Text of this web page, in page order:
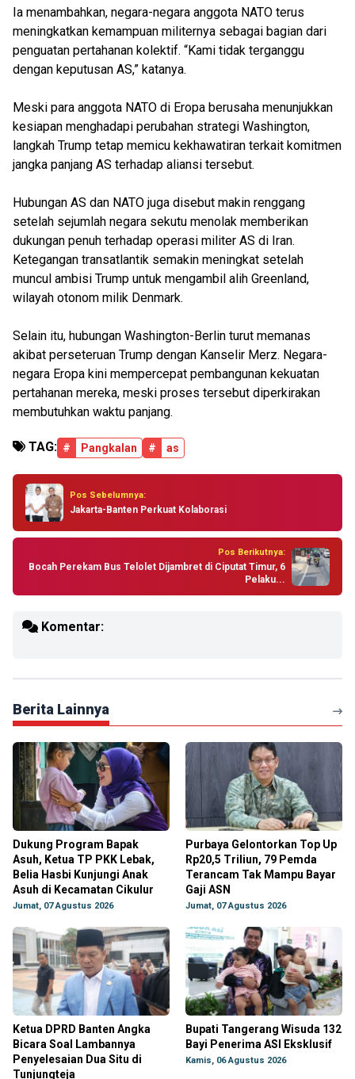
Ia menambahkan, negara-negara anggota NATO terus
meningkatkan kemampuan militernya sebagai bagian dari
penguatan pertahanan kolektif. “Kami tidak terganggu
dengan keputusan AS,” katanya.
Meski para anggota NATO di Eropa berusaha menunjukkan
kesiapan menghadapi perubahan strategi Washington,
langkah Trump tetap memicu kekhawatiran terkait komitmen
jangka panjang AS terhadap aliansi tersebut.
Hubungan AS dan NATO juga disebut makin renggang
setelah sejumlah negara sekutu menolak memberikan
dukungan penuh terhadap operasi militer AS di Iran.
Ketegangan transatlantik semakin meningkat setelah
muncul ambisi Trump untuk mengambil alih Greenland,
wilayah otonom milik Denmark.
Selain itu, hubungan Washington-Berlin turut memanas
akibat perseteruan Trump dengan Kanselir Merz. Negara-
negara Eropa kini mempercepat pembangunan kekuatan
pertahanan mereka, meski proses tersebut diperkirakan
membutuhkan waktu panjang.
TAG: # Pangkalan # as
Pos Sebelumnya:
Jakarta-Banten Perkuat Kolaborasi
Pos Berikutnya:
Bocah Perekam Bus Telolet Dijambret di Ciputat Timur, 6
Pelaku...
Komentar:
Berita Lainnya
Dukung Program Bapak
Asuh, Ketua TP PKK Lebak,
Belia Hasbi Kunjungi Anak
Asuh di Kecamatan Cikulur
Jumat, 07 Agustus 2026
Purbaya Gelontorkan Top Up
Rp20,5 Triliun, 79 Pemda
Terancam Tak Mampu Bayar
Gaji ASN
Jumat, 07 Agustus 2026
Ketua DPRD Banten Angka
Bicara Soal Lambannya
Penyelesaian Dua Situ di
Tunjungteja
Bupati Tangerang Wisuda 132
Bayi Penerima ASI Eksklusif
Kamis, 06 Agustus 2026